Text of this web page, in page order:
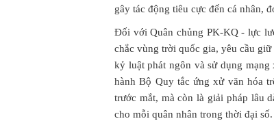
gây tác động tiêu cực đến cá nhân,
Đối với Quân chủng PK-KQ - lực
chắc vùng trời quốc gia, yêu cầu
kỷ luật phát ngôn và sử dụng
hành Bộ Quy tắc ứng xử văn hóa
trước mắt, mà còn là giải pháp lâu
cho mỗi quân nhân trong thời đại số.